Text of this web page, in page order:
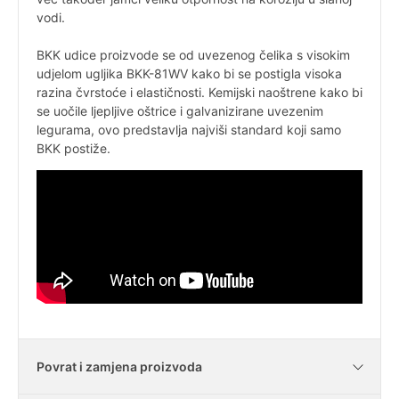
vodi.
BKK udice proizvode se od uvezenog čelika s visokim
udjelom ugljika BKK-81WV kako bi se postigla visoka
razina čvrstoće i elastičnosti. Kemijski naoštrene kako bi
se uočile ljepljive oštrice i galvanizirane uvezenim
legurama, ovo predstavlja najviši standard koji samo
BKK postiže.
Povrat i zamjena proizvoda